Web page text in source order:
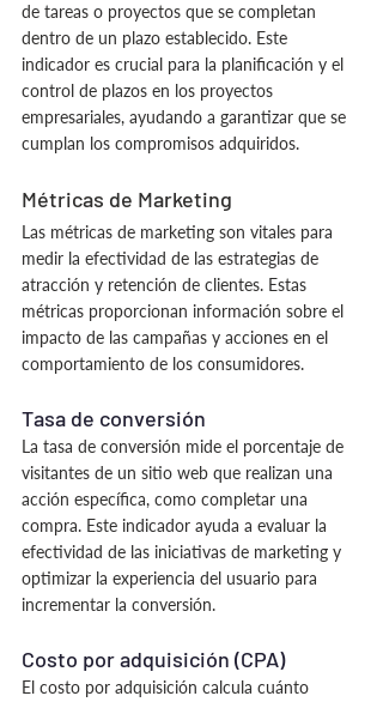
de tareas o proyectos que se completan
dentro de un plazo establecido. Este
indicador es crucial para la planificación y el
control de plazos en los proyectos
empresariales, ayudando a garantizar que se
cumplan los compromisos adquiridos.
Métricas de Marketing
Las métricas de marketing son vitales para
medir la efectividad de las estrategias de
atracción y retención de clientes. Estas
métricas proporcionan información sobre el
impacto de las campañas y acciones en el
comportamiento de los consumidores.
Tasa de conversión
La tasa de conversión mide el porcentaje de
visitantes de un sitio web que realizan una
acción específica, como completar una
compra. Este indicador ayuda a evaluar la
efectividad de las iniciativas de marketing y
optimizar la experiencia del usuario para
incrementar la conversión.
Costo por adquisición (CPA)
El costo por adquisición calcula cuánto